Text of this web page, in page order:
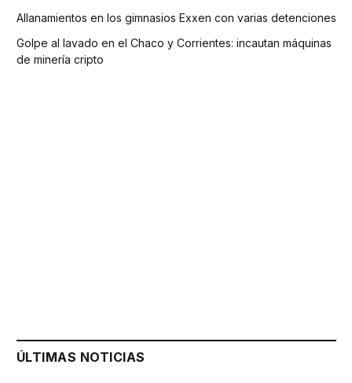
Allanamientos en los gimnasios Exxen con varias detenciones
Golpe al lavado en el Chaco y Corrientes: incautan máquinas
de minería cripto
ÚLTIMAS NOTICIAS